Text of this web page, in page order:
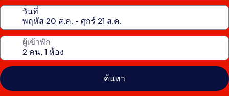
วันที่
ผู้เข้าพัก
ค้นหา